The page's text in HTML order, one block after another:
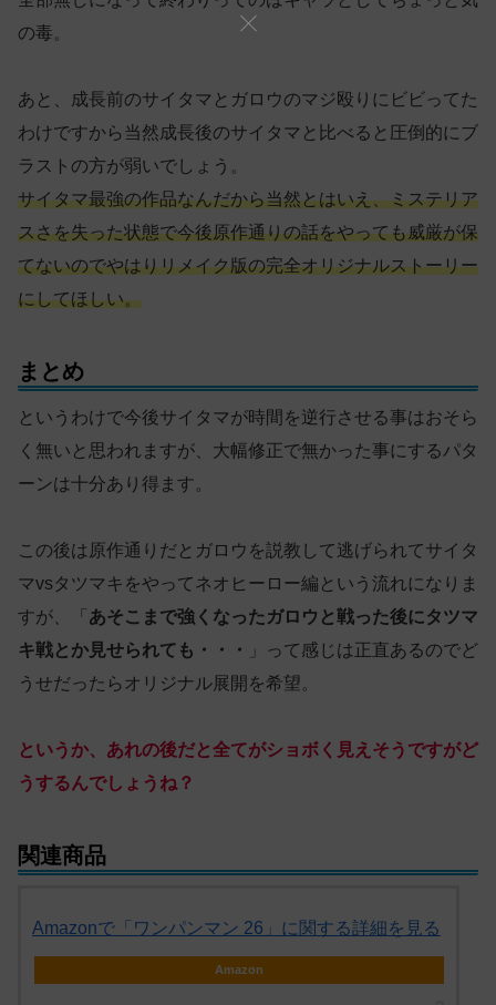
の毒。
あと、成長前のサイタマとガロウのマジ殴りにビビってた
わけですから当然成長後のサイタマと比べると圧倒的にブ
ラストの方が弱いでしょう。
サイタマ最強の作品なんだから当然とはいえ、ミステリア
スさを失った状態で今後原作通りの話をやっても威厳が保
てないのでやはりリメイク版の完全オリジナルストーリー
にしてほしい。
まとめ
というわけで今後サイタマが時間を逆行させる事はおそら
く無いと思われますが、大幅修正で無かった事にするパタ
ーンは十分あり得ます。
この後は原作通りだとガロウを説教して逃げられてサイタ
マvsタツマキをやってネオヒーロー編という流れになりま
すが、「 あそこまで強くなったガロウと戦った後にタツマ
キ戦とか見せられても・・・
」って感じは正直あるのでど
うせだったらオリジナル展開を希望。
というか、あれの後だと全てがショボく見えそうですがど
うするんでしょうね？
関連商品
Amazonで「ワンパンマン 26」に関する詳細を見る
Amazon